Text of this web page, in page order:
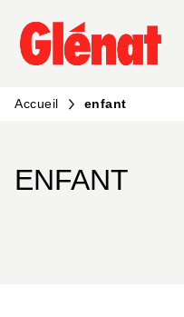
MENU
PIED DE PAGE
Accueil enfant
ENFANT